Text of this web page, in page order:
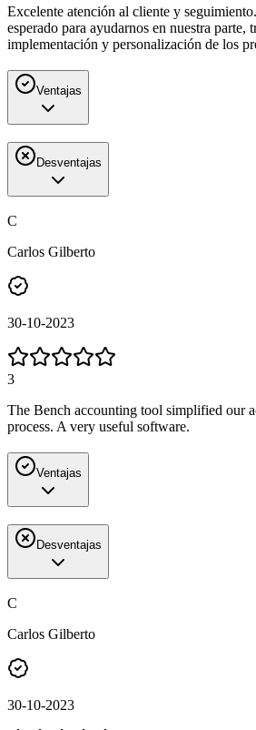
Excelente atención al cliente y
esperado para ayudarnos en nuestra parte,
implementación y personalización de los
Ventajas
Desventajas
C
Carlos Gilberto
30-10-2023
3
The Bench accounting tool simplified our
process. A very useful software.
Ventajas
Desventajas
C
Carlos Gilberto
30-10-2023